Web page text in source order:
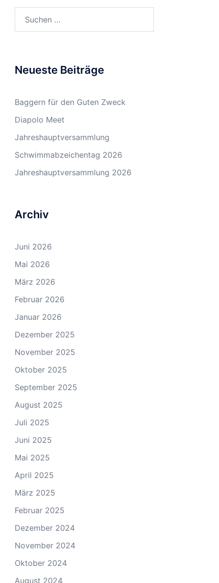
Neueste Beiträge
Baggern für den Guten Zweck
Diapolo Meet
Jahreshauptversammlung
Schwimmabzeichentag 2026
Jahreshauptversammlung 2026
Archiv
Juni 2026
Mai 2026
März 2026
Februar 2026
Januar 2026
Dezember 2025
November 2025
Oktober 2025
September 2025
August 2025
Juli 2025
Juni 2025
Mai 2025
April 2025
März 2025
Februar 2025
Dezember 2024
November 2024
Oktober 2024
August 2024